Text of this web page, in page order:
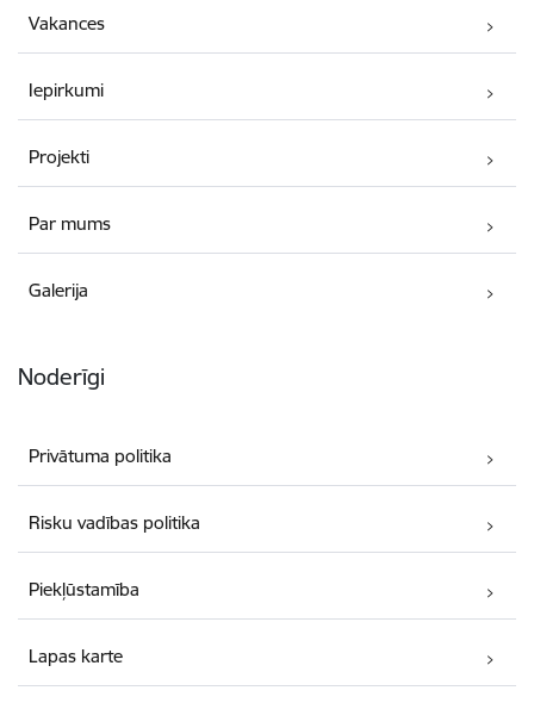
Vakances
Iepirkumi
Projekti
Par mums
Galerija
Noderīgi
Privātuma politika
Risku vadības politika
Piekļūstamība
Lapas karte